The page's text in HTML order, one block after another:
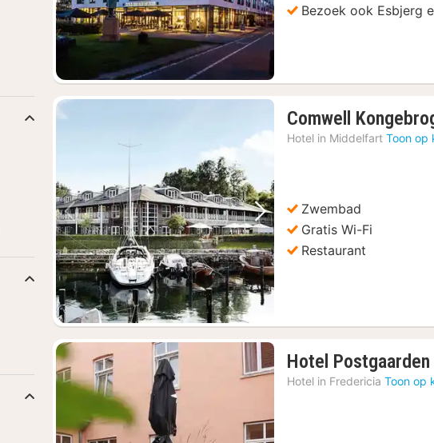
Bezoek ook Esbjerg
Vorige foto Volgende foto
Comwell
Hotel in Middelfart Toon op
Zwembad
Gratis Wi-Fi
Restaurant
Hotel Postgaarden
Hotel in Fredericia Toon op